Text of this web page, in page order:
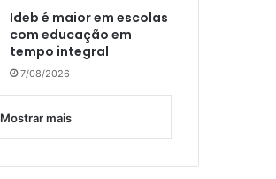
Ideb é maior em escolas
com educação em
tempo integral
7/08/2026
Mostrar mais